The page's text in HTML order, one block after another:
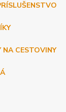
NA CESTOVINY